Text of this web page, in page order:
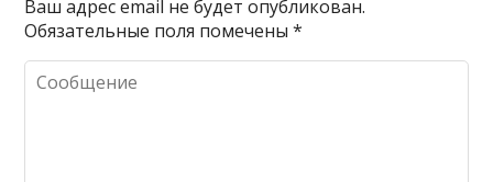
Ваш адрес email не будет опубликован.
Обязательные поля помечены*